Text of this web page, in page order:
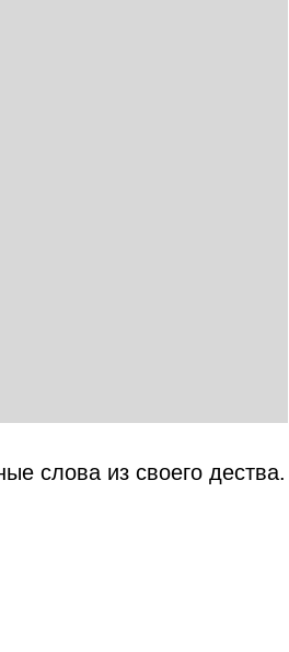
слова из своего дества.